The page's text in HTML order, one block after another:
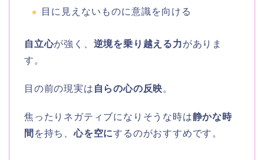
目に見えないものに意識を向ける
自立心が強く、 逆境を乗り越える力がありま
す。
目の前の現実は 自らの心の反映。
焦ったりネガティブになりそうな時は静かな時
間 を持ち、心を空にするのがおすすめです。